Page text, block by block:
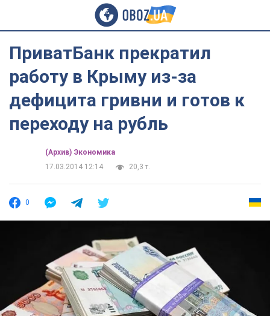
ПриватБанк прекратил
работу в Крыму из-за
дефицита гривни и готов к
переходу на рубль
(Архив) Экономика
17.03.2014 12:14
20,3 т.
0